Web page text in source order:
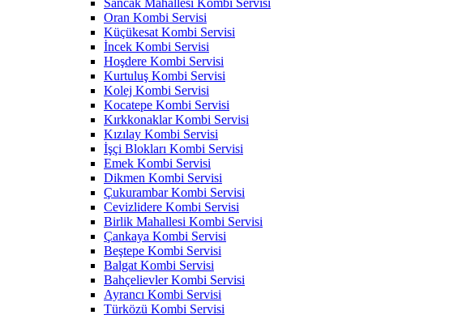
Sancak Mahallesi Kombi Servisi
Oran Kombi Servisi
Küçükesat Kombi Servisi
İncek Kombi Servisi
Hoşdere Kombi Servisi
Kurtuluş Kombi Servisi
Kolej Kombi Servisi
Kocatepe Kombi Servisi
Kırkkonaklar Kombi Servisi
Kızılay Kombi Servisi
İşçi Blokları Kombi Servisi
Emek Kombi Servisi
Dikmen Kombi Servisi
Çukurambar Kombi Servisi
Cevizlidere Kombi Servisi
Birlik Mahallesi Kombi Servisi
Çankaya Kombi Servisi
Beştepe Kombi Servisi
Balgat Kombi Servisi
Bahçelievler Kombi Servisi
Ayrancı Kombi Servisi
Türközü Kombi Servisi